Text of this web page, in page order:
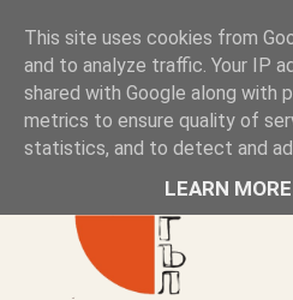
Книжен
Блог на книжарницата —
ул. „Оборище" 117, София·
This site uses cookies from
and to analyze traffic. Your IP
shared with Google along with
metrics to ensure quality of
statistics, and to detect and
LEARN MORE